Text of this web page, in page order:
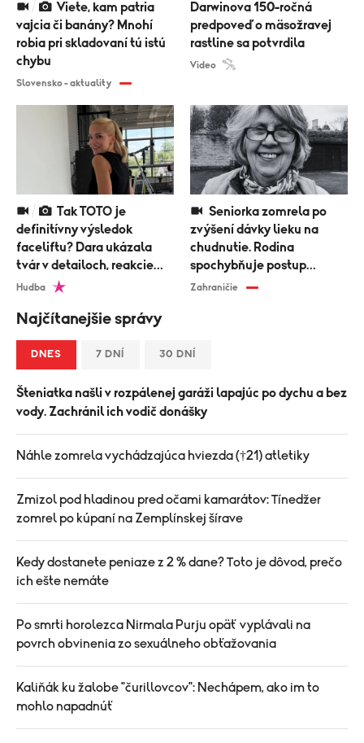
vajcia či banány? Mnohí
robia pri skladovaní tú istú
chybu
Slovensko - aktuality
Darwinova 150-ročná
predpoveď o mäsožravej
rastline sa potvrdila
Video
definitívny výsledok
faceliftu? Dara ukázala
tvár v detailoch, reakcie
prišli okamžite!
Hudba
zvýšení dávky lieku na
chudnutie. Rodina
spochybňuje postup
lekárov
Zahraničie
Najčítanejšie správy
DNES 7 DNÍ 30 DNÍ
Šteniatka našli v rozpálenej garáži lapajúc po dychu a bez
vody. Zachránil ich vodič donášky
Náhle zomrela vychádzajúca hviezda (†21) atletiky
Zmizol pod hladinou pred očami kamarátov: Tínedžer
zomrel po kúpaní na Zemplínskej šírave
Kedy dostanete peniaze z 2 % dane? Toto je dôvod, prečo
ich ešte nemáte
Po smrti horolezca Nirmala Purju opäť vyplávali na
povrch obvinenia zo sexuálneho obťažovania
Kaliňák ku žalobe "čurillovcov": Nechápem, ako im to
mohlo napadnúť